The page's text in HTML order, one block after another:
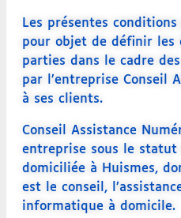
Les présentes
pour objet de définir les
parties dans le cadre
par l’entreprise Conseil
à ses clients.
Conseil Assistance
entreprise sous le statut
domiciliée à Huismes,
est le conseil,
informatique à domicile.